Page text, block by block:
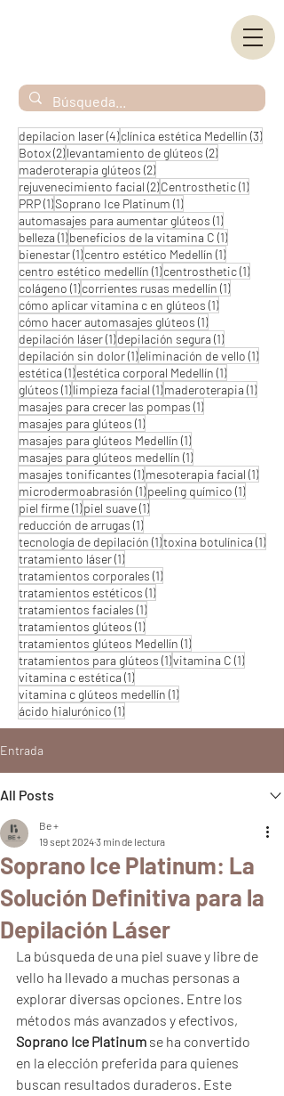
depilacion laser(4)4 entradas
clínica estética Medellín (3)3
Botox(2)2 entradas
levantamiento de glúteos (2)2 entradas
maderoterapia glúteos (2)2 entradas
rejuvenecimiento facial (2)2 entradas
Centrosthetic(1)1
PRP(1)1 entrada
Soprano Ice Platinum (1)1 entrada
automasajes para aumentar glúteos (1)1 entrada
belleza (1)1 entrada
beneficios de la vitamina C (1)1 entrada
bienestar(1)1 entrada
centro estético Medellín (1)1 entrada
centro estético medellín (1)1 entrada
centrosthetic(1)1
colágeno (1)1 entrada
corrientes rusas medellín (1)1 entrada
cómo aplicar vitamina c en glúteos (1)1 entrada
cómo hacer automasajes glúteos (1)1 entrada
depilación láser(1)1 entrada
depilación segura (1)1 entrada
depilación sin dolor(1)1 entrada
eliminación de vello (1)1
estética (1)1 entrada
estética corporal Medellín (1)1 entrada
glúteos (1)1 entrada
limpieza facial (1)1 entrada
maderoterapia (1)1
masajes para crecer las pompas (1)1 entrada
masajes para glúteos (1)1 entrada
masajes para glúteos Medellín (1)1 entrada
masajes para glúteos medellín (1)1 entrada
masajes tonificantes (1)1 entrada
mesoterapia facial (1)1
microdermoabrasión (1)1 entrada
peeling químico (1)1
piel firme(1)1 entrada
piel suave(1)1 entrada
reducción de arrugas (1)1 entrada
tecnología de depilación (1)1 entrada
toxina botulínica (1)1
tratamiento láser(1)1 entrada
tratamientos corporales (1)1 entrada
tratamientos estéticos (1)1 entrada
tratamientos faciales (1)1 entrada
tratamientos glúteos (1)1 entrada
tratamientos glúteos Medellín (1)1 entrada
tratamientos para glúteos (1)1 entrada
vitamina C (1)1 entrada
vitamina c estética (1)1 entrada
vitamina c glúteos medellín (1)1 entrada
ácido hialurónico (1)1 entrada
Entrada
All Posts
Soprano Ice Platinum: La
Solución Definitiva para la
Depilación Láser
Be +
19 sept 20243 min de lectura
La búsqueda de una piel suave y libre de
vello ha llevado a muchas personas a
explorar diversas opciones. Entre los
métodos más avanzados y efectivos,
Soprano Ice Platinum se ha convertido
en la elección preferida para quienes
buscan resultados duraderos. Este